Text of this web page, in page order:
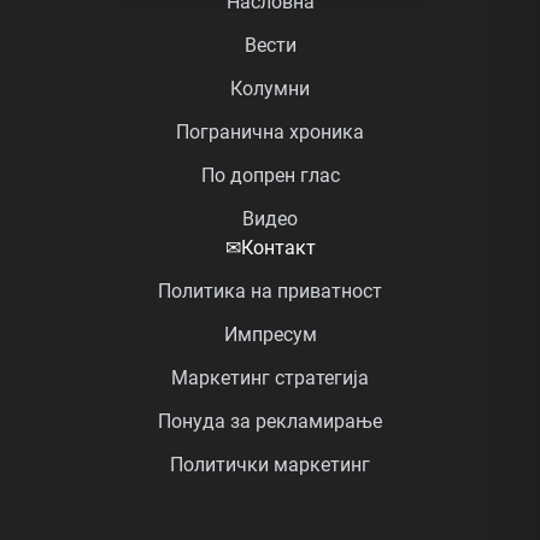
Вести
Колумни
Погранична хроника
По допрен глас
Видео
✉Контакт
Политика на приватност
Импресум
Маркетинг стратегија
Понуда за рекламирање
Политички маркетинг